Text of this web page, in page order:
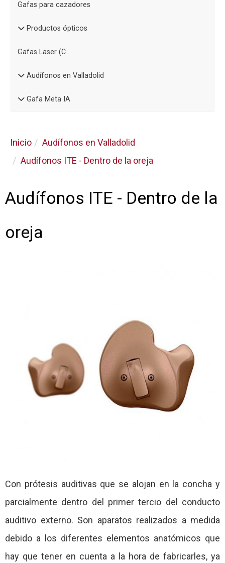
Gafas para cazadores
Productos ópticos
Gafas Laser (C
Audífonos en Valladolid
Gafa Meta IA
Inicio
Audífonos en Valladolid
Audífonos ITE - Dentro de la oreja
Audífonos ITE - Dentro de la
oreja
Con prótesis auditivas que se alojan en la concha y
parcialmente dentro del primer tercio del conducto
auditivo externo. Son aparatos realizados a medida
debido a los diferentes elementos anatómicos que
hay que tener en cuenta a la hora de fabricarles, ya